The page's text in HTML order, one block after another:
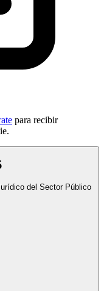
para recibir
del Sector Público